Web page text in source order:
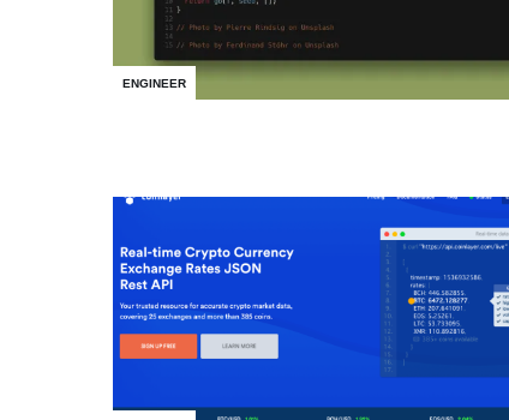
ENGINEER